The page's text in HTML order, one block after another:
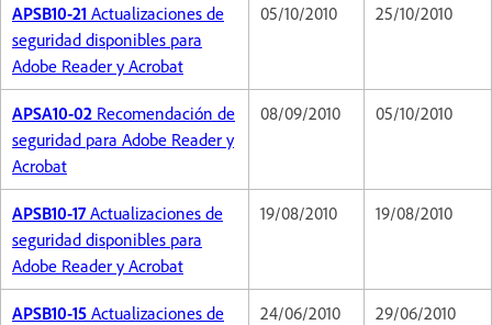
APSB10-21 Actualizaciones de
seguridad disponibles para
Adobe Reader y Acrobat
05/10/2010 25/10/2010
APSA10-02 Recomendación de
seguridad para Adobe Reader y
Acrobat
08/09/2010 05/10/2010
APSB10-17Actualizaciones de
seguridad disponibles para
Adobe Reader y Acrobat
19/08/2010 19/08/2010
APSB10-15 Actualizaciones de
24/06/2010 29/06/2010